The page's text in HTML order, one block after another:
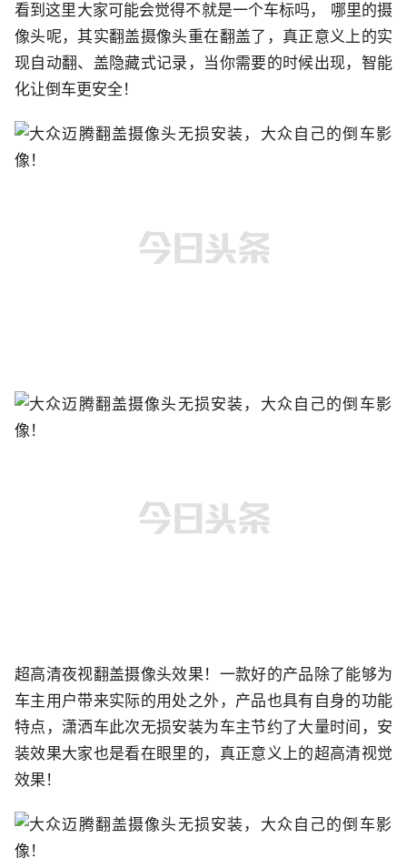
看到这里大家可能会觉得不就是一个车标吗， 哪里的摄
像头呢，其实翻盖摄像头重在翻盖了，真正意义上的实
现自动翻、盖隐藏式记录，当你需要的时候出现，智能
化让倒车更安全！
超高清夜视翻盖摄像头效果！一款好的产品除了能够为
车主用户带来实际的用处之外，产品也具有自身的功能
特点，潇洒车此次无损安装为车主节约了大量时间，安
装效果大家也是看在眼里的，真正意义上的超高清视觉
效果！